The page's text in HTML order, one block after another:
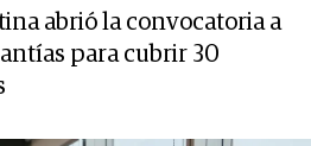
abrió la convocatoria a
para cubrir 30